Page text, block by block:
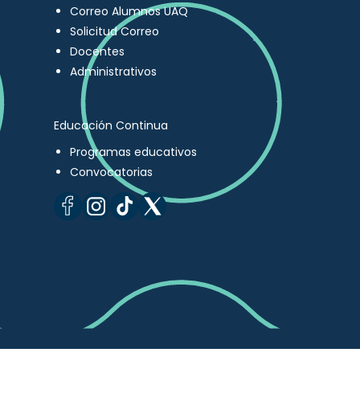
Correo Alumnos UAQ
Solicitud Correo
Docentes
Administrativos
Educación Continua
Programas educativos
Convocatorias